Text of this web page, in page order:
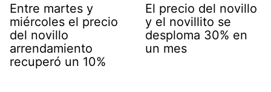
Entre martes y
miércoles el precio
del novillo
arrendamiento
recuperó un 10%
El precio del novillo
y el novillito se
desploma 30% en
un mes